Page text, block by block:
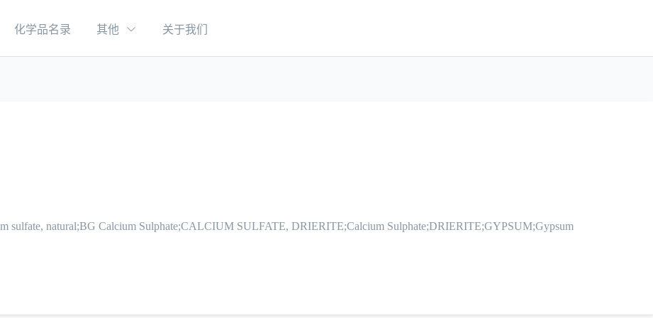
化学品名录 其他 关于我们
sulfate, natural;BG Calcium Sulphate;CALCIUM SULFATE, DRIERITE;Calcium Sulphate;DRIERITE;GYPSUM;Gypsum